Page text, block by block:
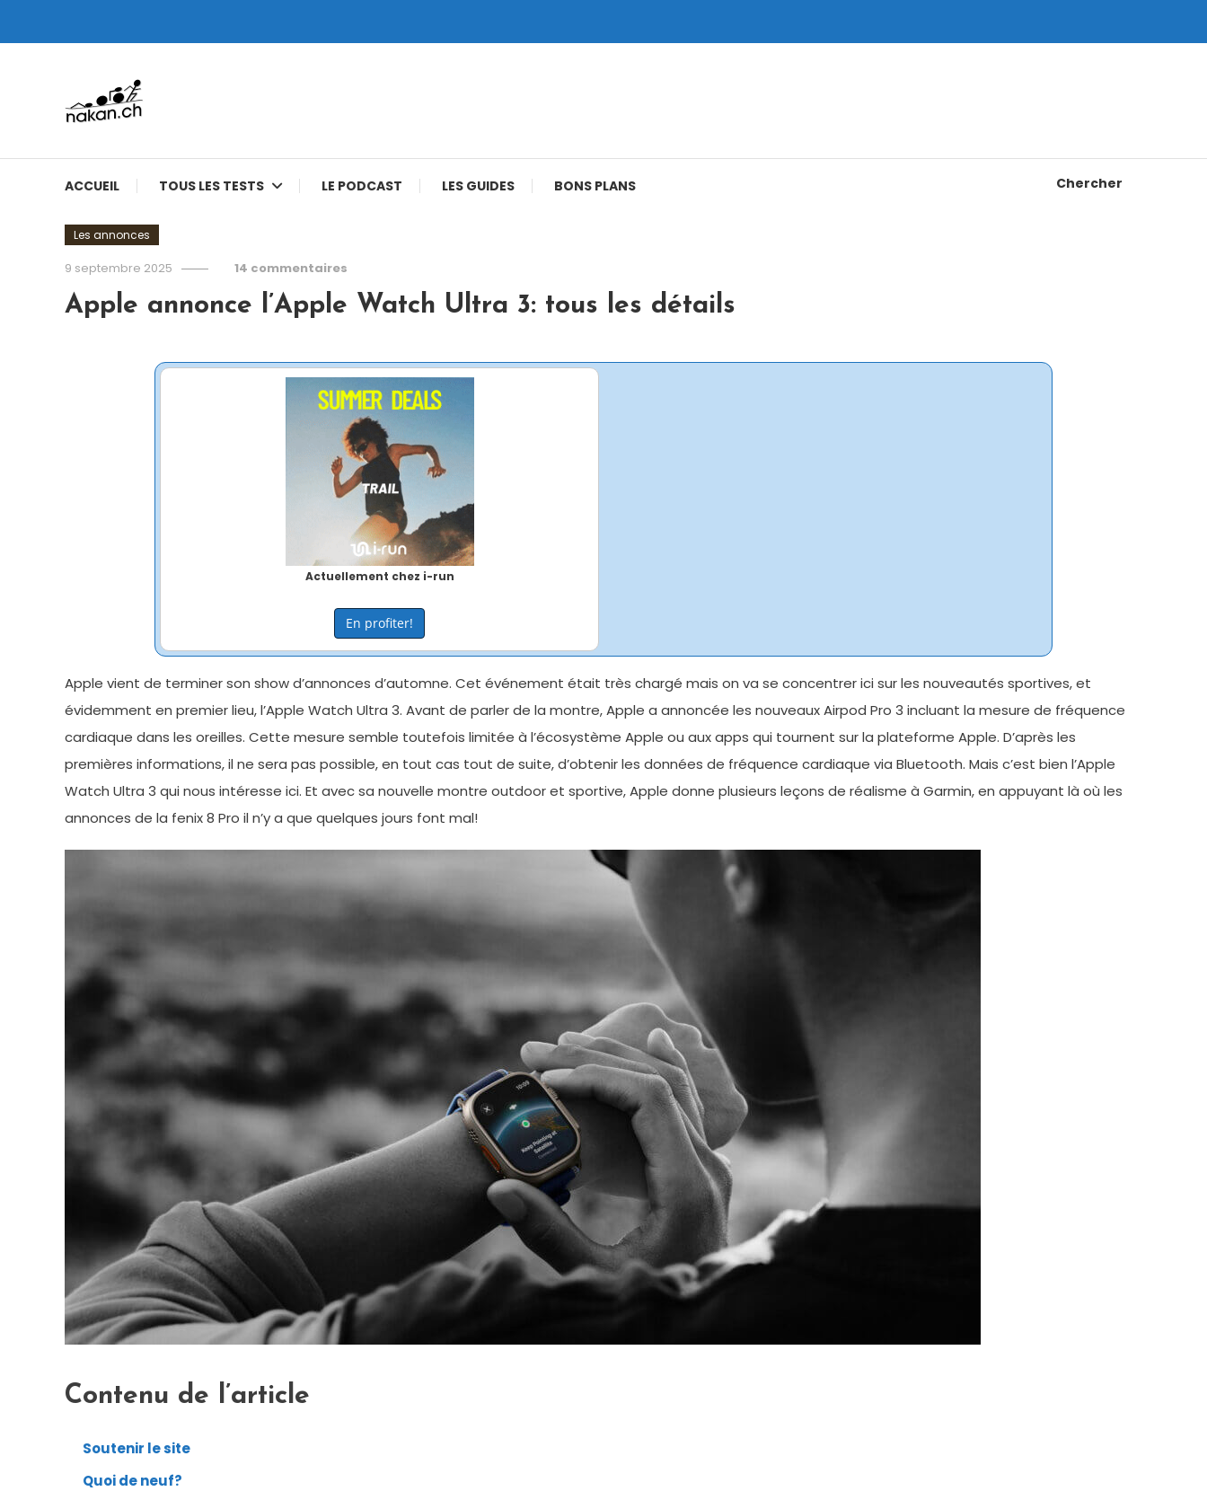
ACCUEIL TOUS LES TESTS LE PODCAST LES GUIDES BONS PLANS Chercher
Les annonces
9 septembre 2025 14 commentaires
Apple annonce l’Apple Watch Ultra 3: tous les détails
Actuellement chez i-run
En profiter!
Apple vient de terminer son show d’annonces d’automne. Cet événement était très chargé mais on va se concentrer ici sur les nouveautés sportives, et
évidemment en premier lieu, l’Apple Watch Ultra 3. Avant de parler de la montre, Apple a annoncée les nouveaux Airpod Pro 3 incluant la mesure de fréquence
cardiaque dans les oreilles. Cette mesure semble toutefois limitée à l’écosystème Apple ou aux apps qui tournent sur la plateforme Apple. D’après les
premières informations, il ne sera pas possible, en tout cas tout de suite, d’obtenir les données de fréquence cardiaque via Bluetooth. Mais c’est bien l’Apple
Watch Ultra 3 qui nous intéresse ici. Et avec sa nouvelle montre outdoor et sportive, Apple donne plusieurs leçons de réalisme à Garmin, en appuyant là où les
annonces de la fenix 8 Pro il n’y a que quelques jours font mal!
Contenu de l’article
Soutenir le site
Quoi de neuf?